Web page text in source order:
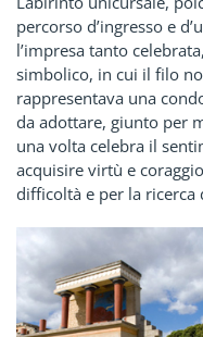
percorso d’ingresso e
l’impresa tanto
simbolico, in cui il filo
rappresentava una
da adottare, giunto per
una volta celebra il
acquisire virtù e
difficoltà e per la ricerca